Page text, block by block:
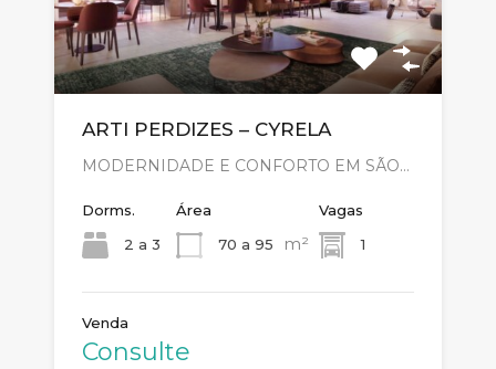
ARTI PERDIZES – CYRELA
MODERNIDADE E CONFORTO EM SÃO…
Dorms.
2 a 3
Área
70 a 95
m²
Vagas
1
Venda
Consulte